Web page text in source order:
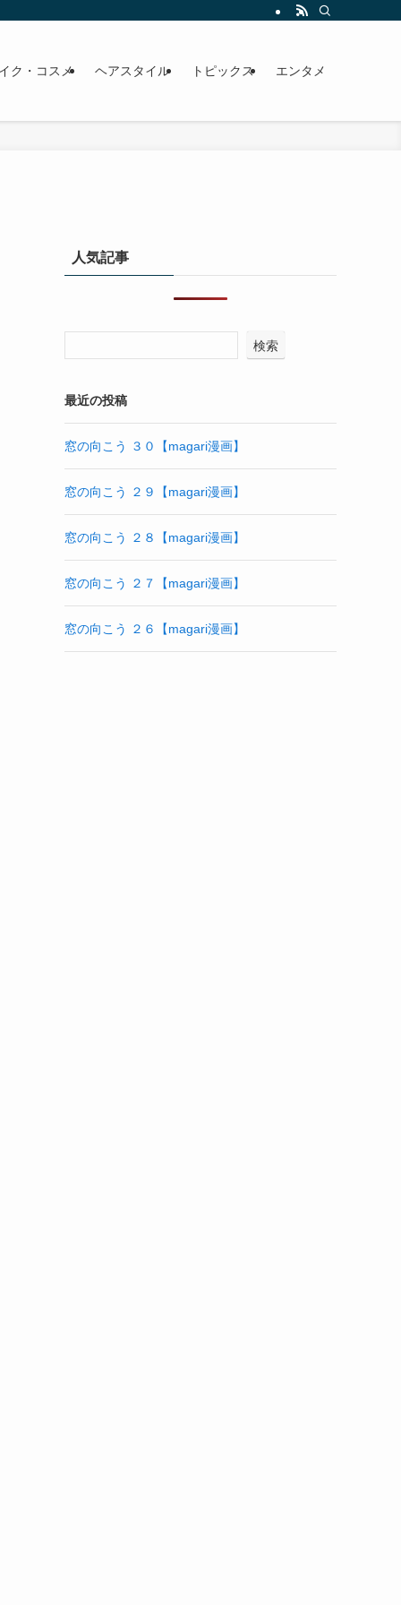
ク・コスメ ヘアスタイル トピックス エンタメ
人気記事
検索
最近の投稿
窓の向こう ３０【magari漫画】
窓の向こう ２９【magari漫画】
窓の向こう ２８【magari漫画】
窓の向こう ２７【magari漫画】
窓の向こう ２６【magari漫画】